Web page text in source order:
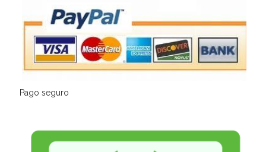
Pago seguro